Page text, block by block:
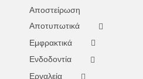
Αποστείρωση
Αποτυπωτικά
Εμφρακτικά
Ενδοδοντία
Εργαλεία